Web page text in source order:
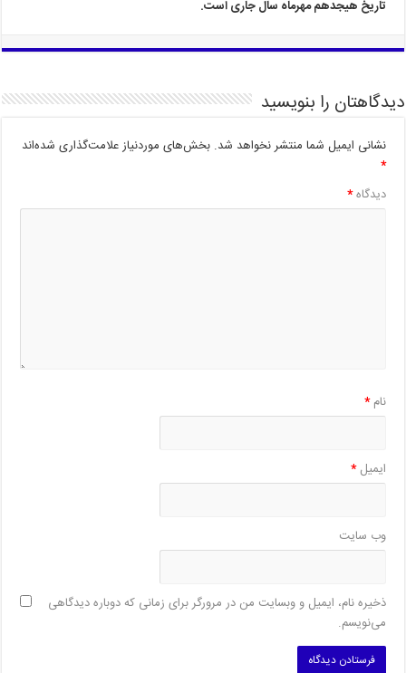
تاریخ هیجدهم مهرماه سال جاری است.
دیدگاهتان را بنویسید
نشانی ایمیل شما منتشر نخواهد شد. بخش‌های موردنیاز علامت‌گذاری شده‌اند
*
دیدگاه*
نام*
ایمیل*
وب‌ سایت
ذخیره نام، ایمیل و وبسایت من در مرورگر برای زمانی که دوباره دیدگاهی
می‌نویسم.